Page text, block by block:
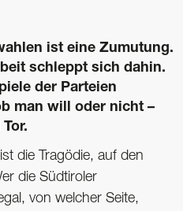
ist eine Zumutung.
schleppt sich dahin.
der Parteien
man will oder nicht –
die Tragödie, auf den
die Südtiroler
von welcher Seite,